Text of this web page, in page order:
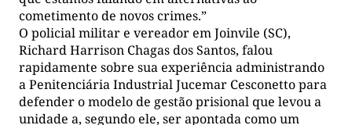
cometimento de novos crimes.”
O policial militar e vereador em Joinvile (SC),
Richard Harrison Chagas dos Santos, falou
rapidamente sobre sua experiência administrando
a Penitenciária Industrial Jucemar Cesconetto para
defender o modelo de gestão prisional que levou a
unidade a, segundo ele, ser apontada como um